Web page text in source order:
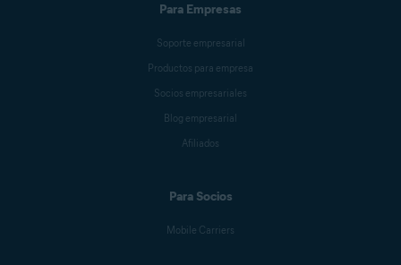
Para Empresas
Soporte empresarial
Productos para empresa
Socios empresariales
Blog empresarial
Afiliados
Para Socios
Mobile Carriers